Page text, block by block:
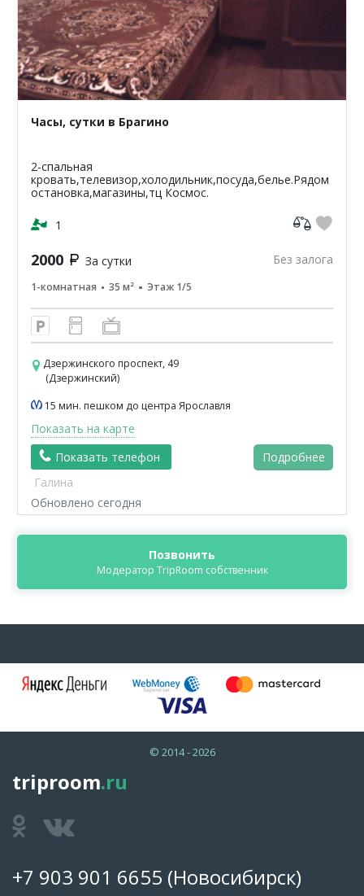
Часы, сутки в Брагино
2-спальная
кровать,телевизор,холодильник,посуда,белье.Рядом
остановка,магазины,тц Космос.
1
2000 За сутки Без залога
1-комнатная 35 м² Этаж 1/5
Дзержинского проспект, 49
(Дзержинский)
15 мин. пешком до центра Ярославля
Показать на карте
Показать телефон
Подробнее
Галина
Обновлено сегодня
Позвонить
Модератор TripRoom собственник
© 2014 - 2026
triproom.ru
+7 903 901 6655 (Новосибирск)